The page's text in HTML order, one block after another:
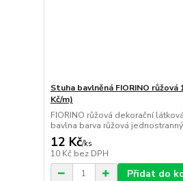
Stuha bavlněná FIORINO růžová
Kč/m)
FIORINO růžová dekorační
bavlna barva růžová
12 Kč/ks
10 Kč bez DPH
Přidat do